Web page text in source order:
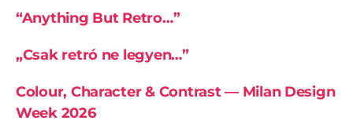
“Anything But Retro…”
„Csak retró ne legyen…”
Colour, Character & Contrast — Milan Design
Week 2026